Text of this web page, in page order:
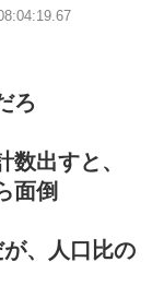
ろ
出すと、
面倒
、人口比の